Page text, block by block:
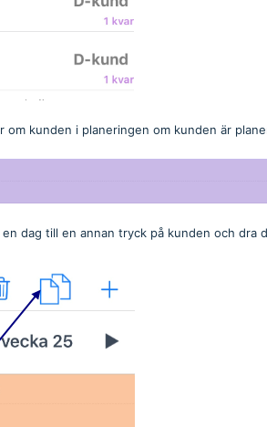
kunden i planeringen om kunden är
dag till en annan tryck på kunden och dra